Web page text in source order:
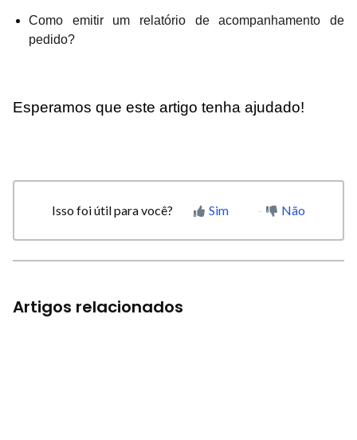
Como emitir um relatório de acompanhamento de
pedido?
Esperamos que este artigo tenha ajudado!
Isso foi útil para você? Sim Não
Artigos relacionados